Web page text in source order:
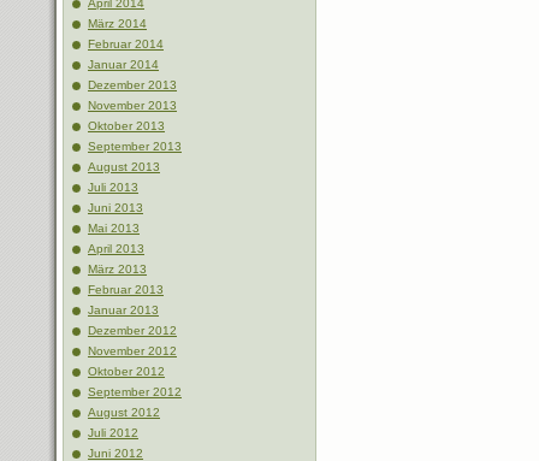
April 2014
März 2014
Februar 2014
Januar 2014
Dezember 2013
November 2013
Oktober 2013
September 2013
August 2013
Juli 2013
Juni 2013
Mai 2013
April 2013
März 2013
Februar 2013
Januar 2013
Dezember 2012
November 2012
Oktober 2012
September 2012
August 2012
Juli 2012
Juni 2012